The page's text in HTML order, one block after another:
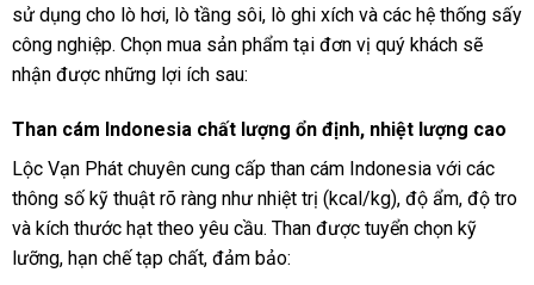
sử dụng cho lò hơi, lò tầng sôi, lò ghi xích và các hệ thống sấy
công nghiệp. Chọn mua sản phẩm tại đơn vị quý khách sẽ
nhận được những lợi ích sau:
Than cám Indonesia chất lượng ổn định, nhiệt lượng cao
Lộc Vạn Phát chuyên cung cấp than cám Indonesia với các
thông số kỹ thuật rõ ràng như nhiệt trị (kcal/kg), độ ẩm, độ tro
và kích thước hạt theo yêu cầu. Than được tuyển chọn kỹ
lưỡng, hạn chế tạp chất, đảm bảo: